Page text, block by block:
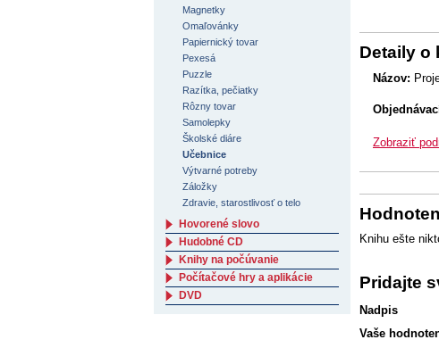
Detaily o
Názov:
Zobraziť
Knihu ešte
Pridajte
Nadpis
Vaše
Magnetky
Omaľovánky
Papiernický tovar
Pexesá
Puzzle
Razítka, pečiatky
Rôzny tovar
Samolepky
Školské diáre
Učebnice
Výtvarné potreby
Záložky
Zdravie, starostlivosť o telo
Hovorené slovo
Hudobné CD
Knihy na počúvanie
Počítačové hry a aplikácie
DVD